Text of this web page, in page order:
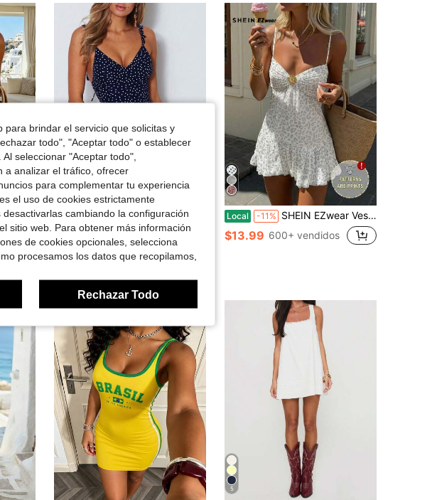
4.73 2.8K
4.73 2.8K
$1.91
y cintura ceñida
en Fruncido Vestidos De Mujer
-11% Vestido corto de verano casual y elegante para mujer con tirantes finos, estampado de lunares, sin mangas y espalda descubierta, vestido corto acampanado para fiestas
$10.19 1.1k+ vendidos
Local -11% SHEIN EZwear Vestido mini romántico casual para mujer, estilo vintage blanco con estampado de leopardo, cuello en V, sin mangas, decorado con patrón floral plisado, bajo de burbuja en capas, estilo elegante francés de vacaciones en la playa, sexy para fiesta, festival de música, cita de San Valentín, primavera/verano, apto para uso diario, cita, reunión, otoño/invierno/primavera/verano, Navidad, Año Nuevo, Acción de Gracias, fiesta, boda, playa, ceremonia de graduación, moda, elegante, casual, salida, cita, cita, trayecto, brillante, San Valentín, elegante, vacaciones, casual, Y2K, salida, ceremonia de graduación y otras ocasiones.
$13.99 600+ vendidos
5
para brindar el servicio que solicitas y
todo", "Aceptar todo" o establecer
seleccionar "Aceptar todo",
a analizar el tráfico, ofrecer
para complementar tu experiencia
el uso de cookies estrictamente
cambiando la configuración
sitio web. Para obtener más información
de cookies opcionales, selecciona
procesamos los datos que recopilamos,
Rechazar Todo